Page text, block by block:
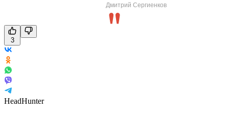
Дмитрий Сергиенков
3
HeadHunter